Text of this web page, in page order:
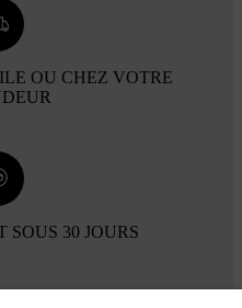
OU CHEZ VOTRE
SOUS 30 JOURS